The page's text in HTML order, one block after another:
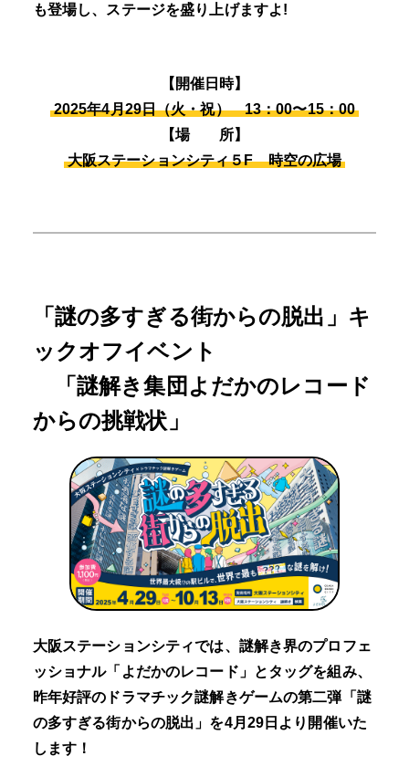
も登場し、ステージを盛り上げますよ!
【開催日時】
2025年4月29日（火・祝） 13：00〜15：00
【場 所】
大阪ステーションシティ５F 時空の広場
「謎の多すぎる街からの脱出」キ
ックオフイベント
「謎解き集団よだかのレコード
からの挑戦状」
大阪ステーションシティでは、謎解き界のプロフェ
ッショナル「よだかのレコード」とタッグを組み、
昨年好評のドラマチック謎解きゲームの第二弾「謎
の多すぎる街からの脱出」を4月29日より開催いた
します！